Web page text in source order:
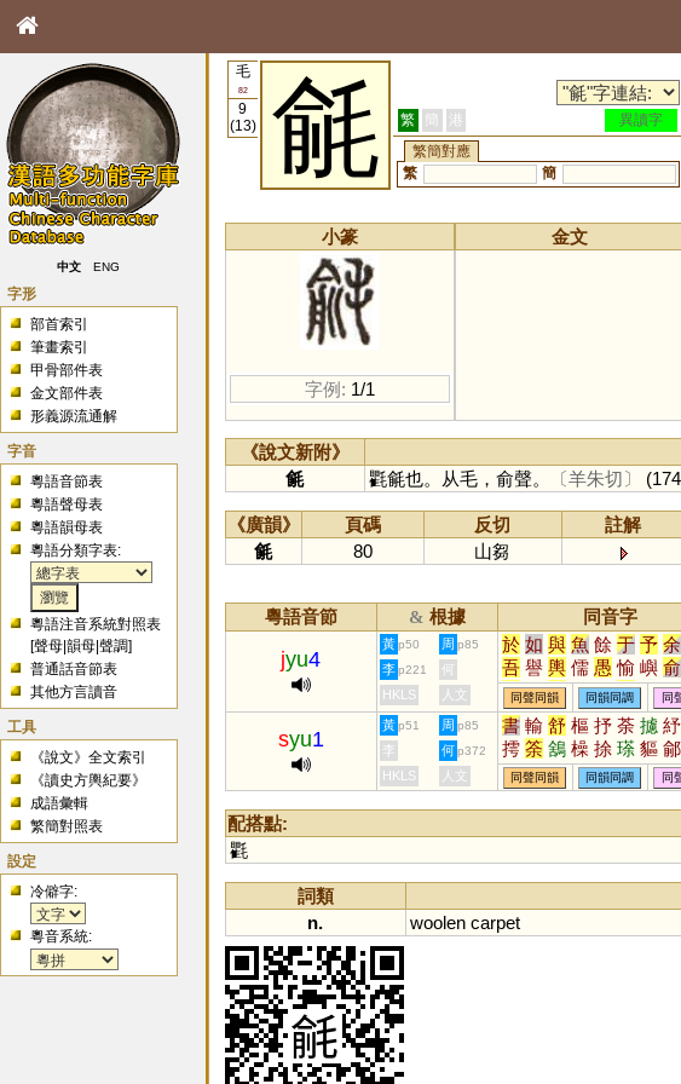
中文 ENG
字形
部首索引
筆畫索引
甲骨部件表
金文部件表
形義源流通解
字音
粵語音節表
粵語聲母表
粵語韻母表
粵語分類字表:
粵語注音系統對照表
[聲母 |韻母 |聲調]
普通話音節表
其他方言讀音
工具
《說文》全文索引
《讀史方輿紀要》
成語彙輯
繁簡對照表
設定
冷僻字:
粵音系統:
毛
82
9
(13)
毹 繁 簡 港
異讀字
繁簡對應
繁
簡
小篆
字例: 1/1
金文
《說文新附》
毹
氍毹也。从毛，俞聲。 〔羊朱切〕
《廣韻》 頁碼 反切
註解
毹
80 山芻
粵語音節 & 根據 同音字
jyu4
黃 p50 周 p85 於 如 與 魚 餘 于 予 余
吾 譽 輿 儒 愚 愉 嶼 俞
迂 娛 禺 榆 蠕 虞 渝 隅
瑜 茹 庾 孺 嵎 盂 銣 揄
腴 竽 歟 濡 喁 畬 臾 嚅
璵 臑 艅 崳 旟 繻 邘 歈
窬 萸 薷 襦 髃 蝓 雩 踰
褕 帤 挐 舁 湡 袽 隃 牏
李 p221
何
HKLS
人文 同聲同韻 同韻同調 同
syu1
黃 p51 周 p85 書 輸 舒 樞 抒 荼 攄 紓
摴 筡 鵨 橾 捈 瑹 貙 鄃
李 何 p372
HKLS 人文 同聲同韻 同韻同調 同
配搭點:
氍
詞類
n.
woolen carpet